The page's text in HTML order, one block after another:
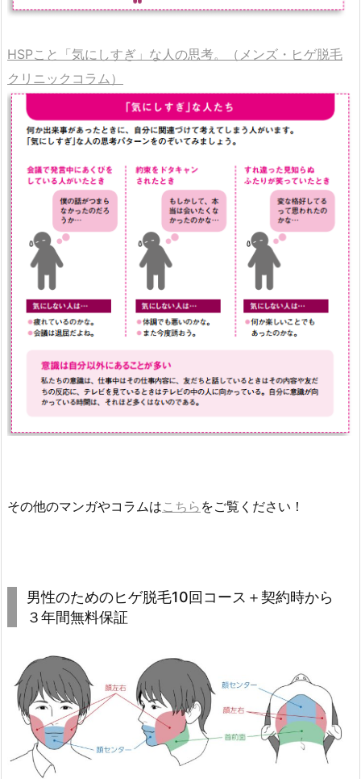
HSPこと「気にしすぎ」な人の思考。（メンズ・ヒゲ脱毛
クリニックコラム）
その他のマンガやコラムはこちら をご覧ください！
男性のためのヒゲ脱毛10回コース＋契約時から
３年間無料保証